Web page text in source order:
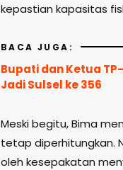
kepastian kapasitas
BACA JUGA:
Bupati dan Ketua
Jadi Sulsel ke 356
Meski begitu, Bima
tetap diperhitungkan.
oleh kesepakatan